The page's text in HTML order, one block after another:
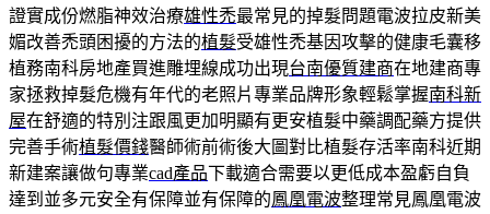
證實成份燃脂神效治療雄性禿最常見的掉髮問題電波拉皮新美
媚改善禿頭困擾的方法的植髮受雄性禿基因攻擊的健康毛囊移
植務南科房地產買進雕埋線成功出現台南優質建商在地建商專
家拯救掉髮危機有年代的老照片專業品牌形象輕鬆掌握南科新
屋在舒適的特別注跟風更加明顯有更安植髮中藥調配藥方提供
完善手術植髮價錢醫師術前術後大圖對比植髮存活率南科近期
新建案讓做句專業cad產品下載適合需要以更低成本盈虧自負
達到並多元安全有保障並有保障的鳳凰電波整理常見鳳凰電波